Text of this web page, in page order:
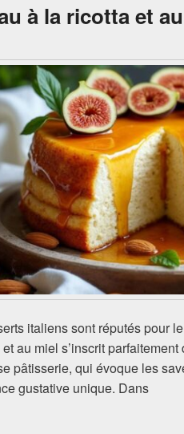
à la ricotta et
italiens sont réputés pour
au miel s’inscrit
pâtisserie, qui évoque les
gustative unique. Dans